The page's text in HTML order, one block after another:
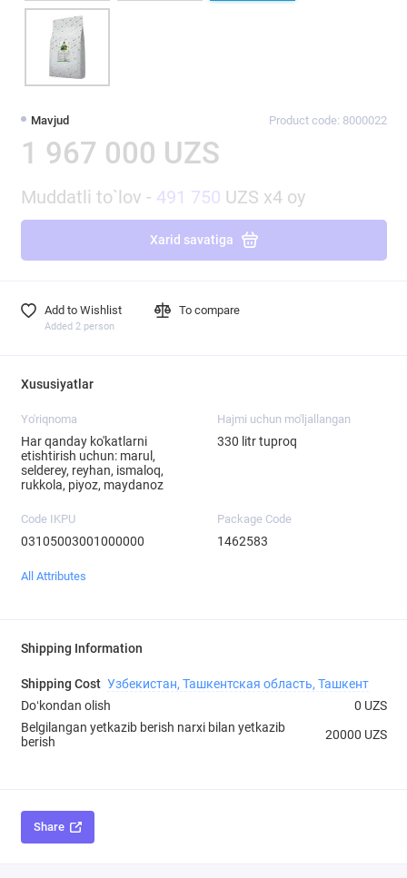
Mavjud Product code: 8000022
1 967 000 UZS
Muddatli to`lov - 491 750 UZS x4 oy
Xarid savatiga
Add to Wishlist
Added 2 person
To compare
Xususiyatlar
Yo'riqnoma
Har qanday ko'katlarni
etishtirish uchun: marul,
selderey, reyhan, ismaloq,
rukkola, piyoz, maydanoz
Hajmi uchun mo'ljallangan
330 litr tuproq
Code IKPU
03105003001000000
Package Code
1462583
All Attributes
Shipping Information
Shipping Cost Узбекистан, Ташкентская область, Ташкент
Doʻkondan olish
0 UZS
Belgilangan yetkazib berish narxi bilan yetkazib
berish
20000 UZS
Share